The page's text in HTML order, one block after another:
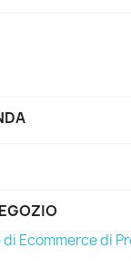
Ecommerce di